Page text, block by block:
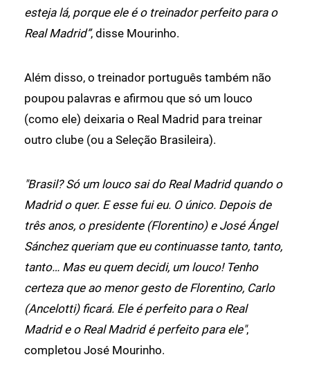
esteja lá, porque ele é o treinador perfeito para o
Real Madrid”, disse Mourinho.
Além disso, o treinador português também não
poupou palavras e afirmou que só um louco
(como ele) deixaria o Real Madrid para treinar
outro clube (ou a Seleção Brasileira).
"Brasil? Só um louco sai do Real Madrid quando o
Madrid o quer. E esse fui eu. O único. Depois de
três anos, o presidente (Florentino) e José Ángel
Sánchez queriam que eu continuasse tanto, tanto,
tanto… Mas eu quem decidi, um louco! Tenho
certeza que ao menor gesto de Florentino, Carlo
(Ancelotti) ficará. Ele é perfeito para o Real
Madrid e o Real Madrid é perfeito para ele",
completou José Mourinho.